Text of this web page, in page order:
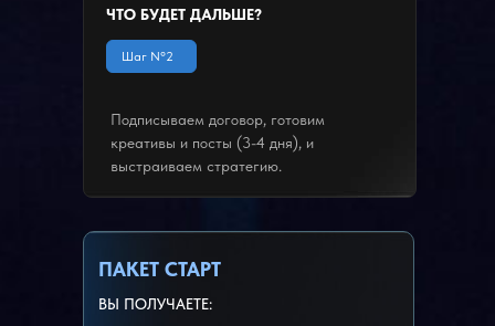
Подписываем договор, готовим
креативы и посты (3-4 дня), и
выстраиваем стратегию.
ЧТО БУДЕТ ДАЛЬШЕ?
ПАКЕТ СТАРТ
ВЫ ПОЛУЧАЕТЕ:
Шаг N°2